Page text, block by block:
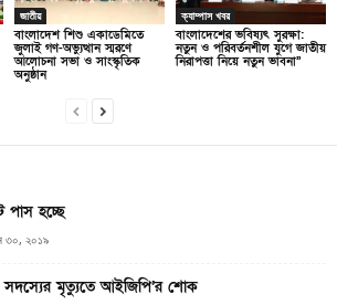
জাতীয়
বাংলাদেশ শিশু একাডেমিতে
জুলাই গণ-অভ্যুত্থান স্মরণে
আলোচনা সভা ও সাংস্কৃতিক
অনুষ্ঠান
ক্যাম্পাস খবর
বাংলাদেশের ভবিষ্যৎ সুরক্ষা:
নতুন ও পরিবর্তনশীল যুগে জাতীয়
নিরাপত্তা নিয়ে নতুন ভাবনা”
পাস হচ্ছে
৩০, ২০১৯
মৃত্যুতে আইজিপি’র শোক